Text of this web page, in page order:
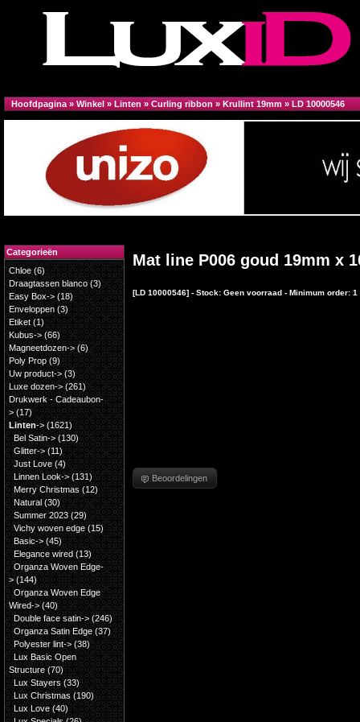
Hoofdpagina » Winkel » Linten » Curling ribbon » Krullint 19mm » LD 10000546
Mat line P006 goud 19mm x
[LD 10000546] - Stock: Geen voorraad - Minimum order: 1
Beoordelingen
Categorieën
Chloe(6)
Draagtassen blanco(3)
Easy Box-> (18)
Enveloppen (3)
Etiket (1)
Kubus-> (66)
Magneetdozen->(6)
Poly Prop(9)
Uw product->(3)
Luxe dozen-> (261)
Drukwerk - Cadeaubon-
>(17)
Linten->(1621)
Bel Satin->(130)
Glitter-> (11)
Just Love (4)
Linnen Look-> (131)
Merry Christmas (12)
Natural(30)
Summer 2023(29)
Vichy woven edge(15)
Basic->(45)
Elegance wired(13)
Organza Woven Edge-
>(144)
Organza Woven Edge
Wired->(40)
Double face satin->(246)
Organza Satin Edge (37)
Polyester lint-> (38)
Lux Basic Open
Structure (70)
Lux Stayers(33)
Lux Christmas (190)
Lux Love(40)